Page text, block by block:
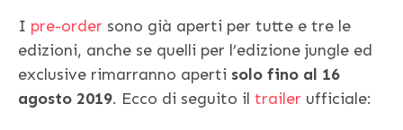
I pre-order sono già aperti per tutte e tre le
edizioni, anche se quelli per l’edizione jungle ed
exclusive rimarranno aperti solo fino al 16
agosto 2019. Ecco di seguito il trailer ufficiale: